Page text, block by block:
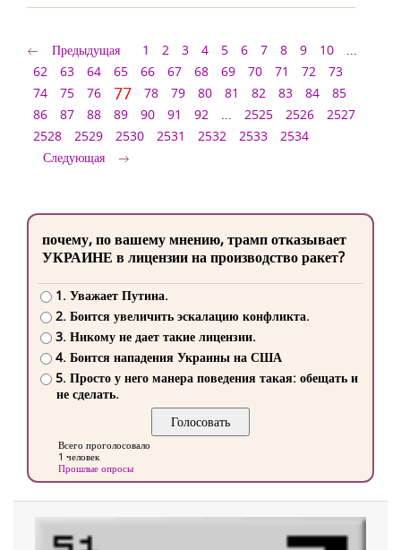
Предыдущая 1 2 3 4 5 6 7 8 9 10
...
62
63 64 65 66 67 68 69 70 71 72
73
74
75 76 77 78 79 80 81 82 83 84
85
86
87 88 89 90 91 92 ... 2525 2526
2527
2528
2529 2530 2531 2532 2533
2534
Следующая
почему, по вашему мнению, трамп отказывает
УКРАИНЕ в лицензии на производство ракет?
1. Уважает Путина.
2. Боится увеличить эскалацию конфликта.
3. Никому не дает такие лицензии.
4. Боится нападения Украины на США
5. Просто у него манера поведения такая: обещать и
не сделать.
Всего проголосовало
1 человек
Прошлые опросы